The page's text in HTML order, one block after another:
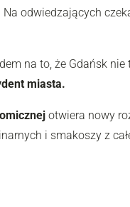
odwiedzających
na to, że Gdańsk
miasta.
otwiera nowy
i smakoszy z